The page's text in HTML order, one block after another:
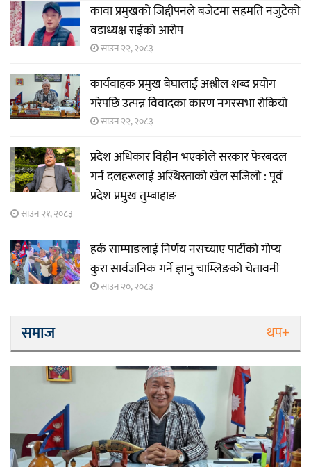
कावा प्रमुखको जिद्दीपनले बजेटमा सहमति नजुटेको
वडाध्यक्ष राईको आरोप
साउन २२, २०८३
कार्यवाहक प्रमुख बेघालाई अश्लील शब्द प्रयोग
गरेपछि उत्पन्न विवादका कारण नगरसभा रोकियो
साउन २२, २०८३
प्रदेश अधिकार विहीन भएकोले सरकार फेरबदल
गर्न दलहरूलाई अस्थिरताको खेल सजिलो : पूर्व
प्रदेश प्रमुख तुम्बाहाङ
साउन २१, २०८३
हर्क साम्पाङलाई निर्णय नसच्याए पार्टीको गोप्य
कुरा सार्वजनिक गर्ने ज्ञानु चाम्लिङको चेतावनी
साउन २०, २०८३
समाज थप+